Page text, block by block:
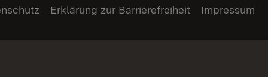
Erklärung zur Barrierefreiheit Impressum